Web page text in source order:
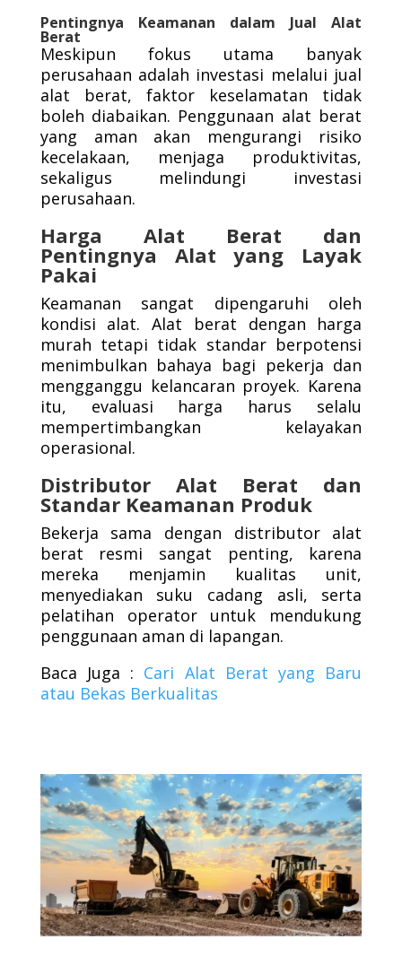
Pentingnya Keamanan dalam Jual Alat
Berat
Meskipun fokus utama banyak
perusahaan adalah investasi melalui jual
alat berat, faktor keselamatan tidak
boleh diabaikan. Penggunaan alat berat
yang aman akan mengurangi risiko
kecelakaan, menjaga produktivitas,
sekaligus melindungi investasi
perusahaan.
Harga Alat Berat dan
Pentingnya Alat yang Layak
Pakai
Keamanan sangat dipengaruhi oleh
kondisi alat. Alat berat dengan harga
murah tetapi tidak standar berpotensi
menimbulkan bahaya bagi pekerja dan
mengganggu kelancaran proyek. Karena
itu, evaluasi harga harus selalu
mempertimbangkan kelayakan
operasional.
Distributor Alat Berat dan
Standar Keamanan Produk
Bekerja sama dengan distributor alat
berat resmi sangat penting, karena
mereka menjamin kualitas unit,
menyediakan suku cadang asli, serta
pelatihan operator untuk mendukung
penggunaan aman di lapangan.
Baca Juga : Cari Alat Berat yang Baru
atau Bekas Berkualitas